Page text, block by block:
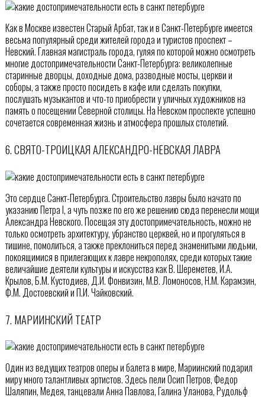
Как в Москве известен Старый Арбат, так и в Санкт-Петербурге имеется
весьма популярный среди жителей города и туристов проспект –
Невский. Главная магистраль города, гуляя по которой можно осмотреть
многие достопримечательности Санкт-Петербурга: великолепные
старинные дворцы, доходные дома, разводные мосты, церкви и
соборы, а также просто посидеть в кафе или сделать покупки,
послушать музыкантов и что-то приобрести у уличных художников на
память о посещении Северной столицы. На Невском проспекте успешно
сочетается современная жизнь и атмосфера прошлых столетий.
6. СВЯТО-ТРОИЦКАЯ АЛЕКСАНДРО-НЕВСКАЯ ЛАВРА
Это сердце Санкт-Петербурга. Строительство лавры было начато по
указанию Петра I, а чуть позже по его же решению сюда перенесли мощи
Александра Невского. Посещая эту достопримечательность, можно не
только осмотреть архитектуру, убранство церквей, но и прогуляться в
тишине, помолиться, а также преклониться перед знаменитыми людьми,
покоящимися в прилегающих к лавре некрополях, среди которых такие
величайшие деятели культуры и искусства как В. Шереметев, И.А.
Крылов, Б.М. Кустодиев, Д.И. Фонвизин, М.В. Ломоносов, Н.М. Карамзин,
Ф.М. Достоевский и П.И. Чайковский.
7. МАРИИНСКИЙ ТЕАТР
Один из ведущих театров оперы и балета в мире, Мариинский подарил
миру много талантливых артистов. Здесь пели Осип Петров, Федор
Шаляпин, Медея, танцевали Анна Павлова, Галина Уланова, Рудольф